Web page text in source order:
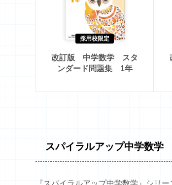
採用校限定
改訂版 中学数学 スタ
ンダード問題集 1年
スパイラルアップ中学数学
『スパイラルアップ中学数学』シリ